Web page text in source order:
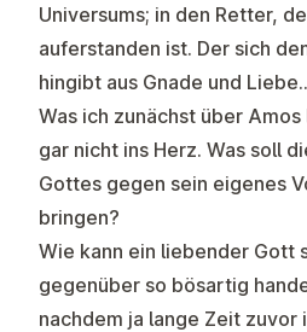
Universums; in den Retter,
auferstanden ist. Der sich
hingibt aus Gnade und
Was ich zunächst über
gar nicht ins Herz. Was soll
Gottes gegen sein eigenes
bringen?
Wie kann ein liebender Gott
gegenüber so bösartig
nachdem ja lange Zeit zuvor